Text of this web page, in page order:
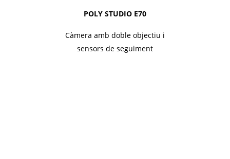
POLY STUDIO E70
Càmera amb doble objectiu i
sensors de seguiment